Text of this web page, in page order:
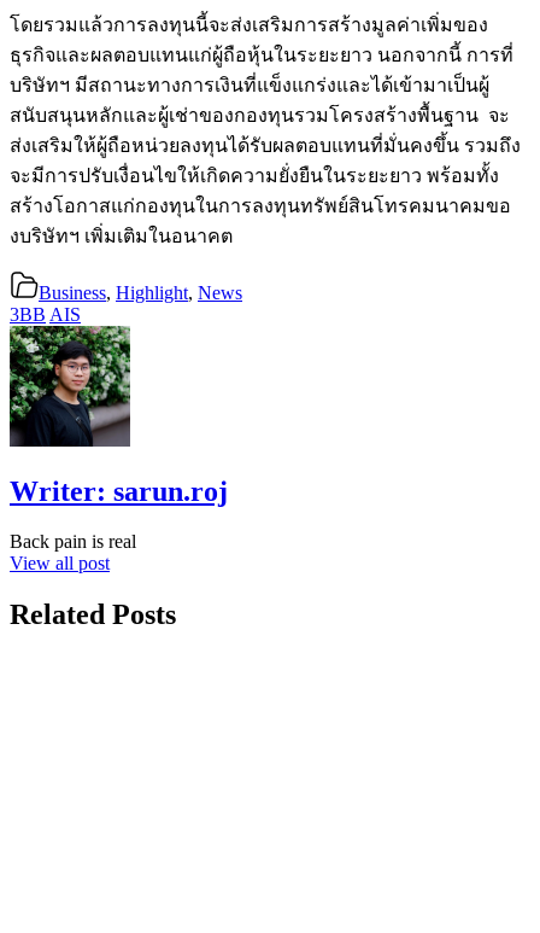
โดยรวมแล้วการลงทุนนี้จะส่งเสริมการสร้างมูลค่าเพิ่มของ
ธุรกิจและผลตอบแทนแก่ผู้ถือหุ้นในระยะยาว นอกจากนี้ การที่
บริษัทฯ มีสถานะทางการเงินที่แข็งแกร่งและได้เข้ามาเป็นผู้
สนับสนุนหลักและผู้เช่าของกองทุนรวมโครงสร้างพื้นฐาน จะ
ส่งเสริมให้ผู้ถือหน่วยลงทุนได้รับผลตอบแทนที่มั่นคงขึ้น รวมถึง
จะมีการปรับเงื่อนไขให้เกิดความยั่งยืนในระยะยาว พร้อมทั้ง
สร้างโอกาสแก่กองทุนในการลงทุนทรัพย์สินโทรคมนาคมขอ
งบริษัทฯ เพิ่มเติมในอนาคต
Business, Highlight, News
3BB AIS
Writer: sarun.roj
Back pain is real
View all post
Related Posts